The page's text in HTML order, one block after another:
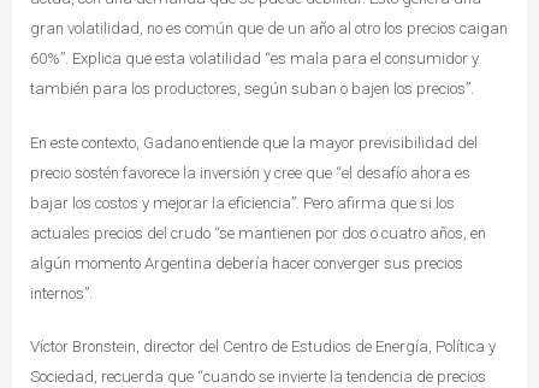
gran volatilidad, no es común que de un año al otro los precios caigan
60%”. Explica que esta volatilidad “es mala para el consumidor y
también para los productores, según suban o bajen los precios”.
En este contexto, Gadano entiende que la mayor previsibilidad del
precio sostén favorece la inversión y cree que “el desafío ahora es
bajar los costos y mejorar la eficiencia”. Pero afirma que si los
actuales precios del crudo “se mantienen por dos o cuatro años, en
algún momento Argentina debería hacer converger sus precios
internos”.
Víctor Bronstein, director del Centro de Estudios de Energía, Política y
Sociedad, recuerda que “cuando se invierte la tendencia de precios